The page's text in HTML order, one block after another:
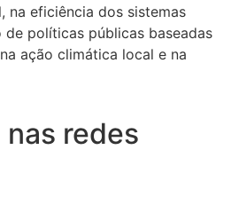
na eficiência dos sistemas
de políticas públicas baseadas
ação climática local e na
redes